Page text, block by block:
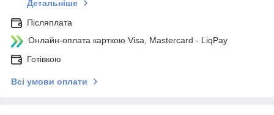
Детальніше
Післяплата
Онлайн-оплата карткою Visa, Mastercard - LiqPay
Готівкою
Всі умови оплати